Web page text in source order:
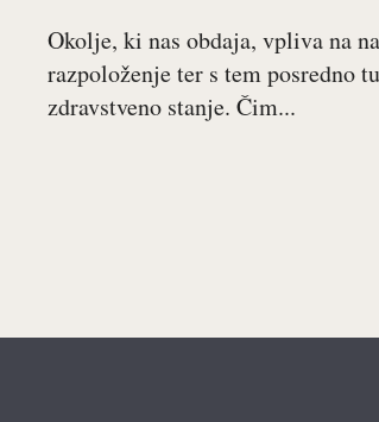
Okolje, ki nas obdaja, vpliva na
razpoloženje ter s tem posredno
zdravstveno stanje. Čim...